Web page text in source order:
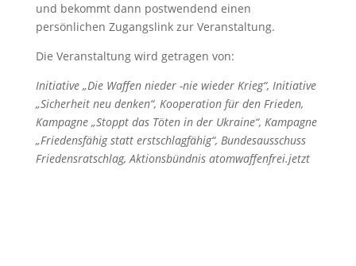
und bekommt dann postwendend einen
persönlichen Zugangslink zur Veranstaltung.
Die Veranstaltung wird getragen von:
Initiative „Die Waffen nieder -nie wieder Krieg“, Initiative
„Sicherheit neu denken“, Kooperation für den Frieden,
Kampagne „Stoppt das Töten in der Ukraine“, Kampagne
„Friedensfähig statt erstschlagfähig“, Bundesausschuss
Friedensratschlag, Aktionsbündnis atomwaffenfrei.jetzt